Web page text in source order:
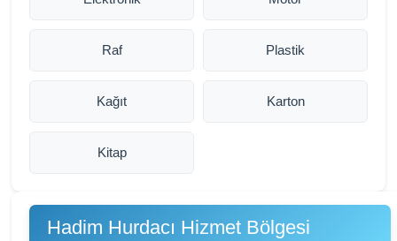
Raf Plastik
Kağıt Karton
Kitap
Hadim Hurdacı Hizmet Bölgesi